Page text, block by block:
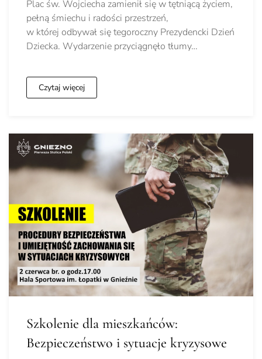
Plac św. Wojciecha zamienił się w tętniącą życiem,
pełną śmiechu i radości przestrzeń,
w której odbywał się tegoroczny Prezydencki Dzień
Dziecka. Wydarzenie przyciągnęło tłumy…
Czytaj więcej
Szkolenie dla mieszkańców:
Bezpieczeństwo i sytuacje kryzysowe